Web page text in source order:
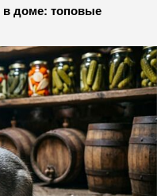
в доме: топовые